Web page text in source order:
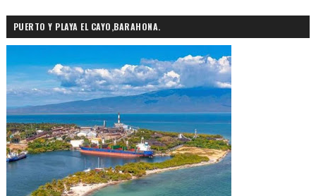
PUERTO Y PLAYA EL CAYO,BARAHONA.